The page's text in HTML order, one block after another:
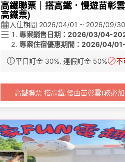
高鐵聯票｜搭高鐵．慢遊苗彰
高鐵票)
入住期間 2026/04/01 ~ 2026/09/30
專案銷售日期：2026/03/04-
專案住宿優惠期間：2026/04/
專案內容:住宿王后豪華客房一大床
此專案務必搭配高鐵票
【高鐵飯店聯票】訂
~9/30期間，雲林上
之高鐵票，享平日(週
折、假日(週五至日)8
期間除外。(疏運期間
6/15-6/22享85折、
平日訂金 30%, 連假訂金 50% 不
高鐵聯票 搭高鐵.慢由苗彰雲(務必